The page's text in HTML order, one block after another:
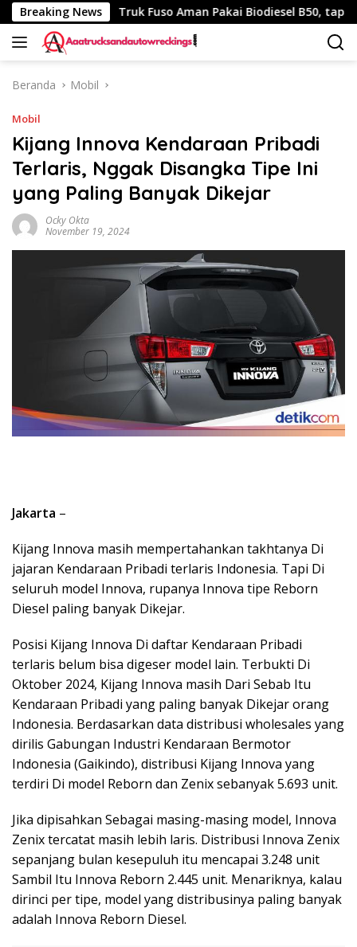
Langsung
ke
konten
Breaking News
Km Truk Fuso Aman Pakai Biodiesel B50, tapi Ada
Beranda Mobil
Mobil
Kijang Innova Kendaraan Pribadi
Terlaris, Nggak Disangka Tipe Ini
yang Paling Banyak Dikejar
Ocky Okta
November 19, 2024
Jakarta –
Kijang Innova masih mempertahankan takhtanya Di
jajaran Kendaraan Pribadi terlaris Indonesia. Tapi Di
seluruh model Innova, rupanya Innova tipe Reborn
Diesel paling banyak Dikejar.
Posisi Kijang Innova Di daftar Kendaraan Pribadi
terlaris belum bisa digeser model lain. Terbukti Di
Oktober 2024, Kijang Innova masih Dari Sebab Itu
Kendaraan Pribadi yang paling banyak Dikejar orang
Indonesia. Berdasarkan data distribusi wholesales yang
dirilis Gabungan Industri Kendaraan Bermotor
Indonesia (Gaikindo), distribusi Kijang Innova yang
terdiri Di model Reborn dan Zenix sebanyak 5.693 unit.
Jika dipisahkan Sebagai masing-masing model, Innova
Zenix tercatat masih lebih laris. Distribusi Innova Zenix
sepanjang bulan kesepuluh itu mencapai 3.248 unit
Sambil Itu Innova Reborn 2.445 unit. Menariknya, kalau
dirinci per tipe, model yang distribusinya paling banyak
adalah Innova Reborn Diesel.